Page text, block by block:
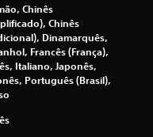
Chinês
Chinês
Dinamarquês,
Francês (França),
Italiano, Japonês,
Português (Brasil),